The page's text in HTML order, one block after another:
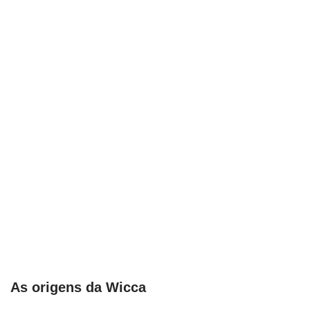
As origens da Wicca